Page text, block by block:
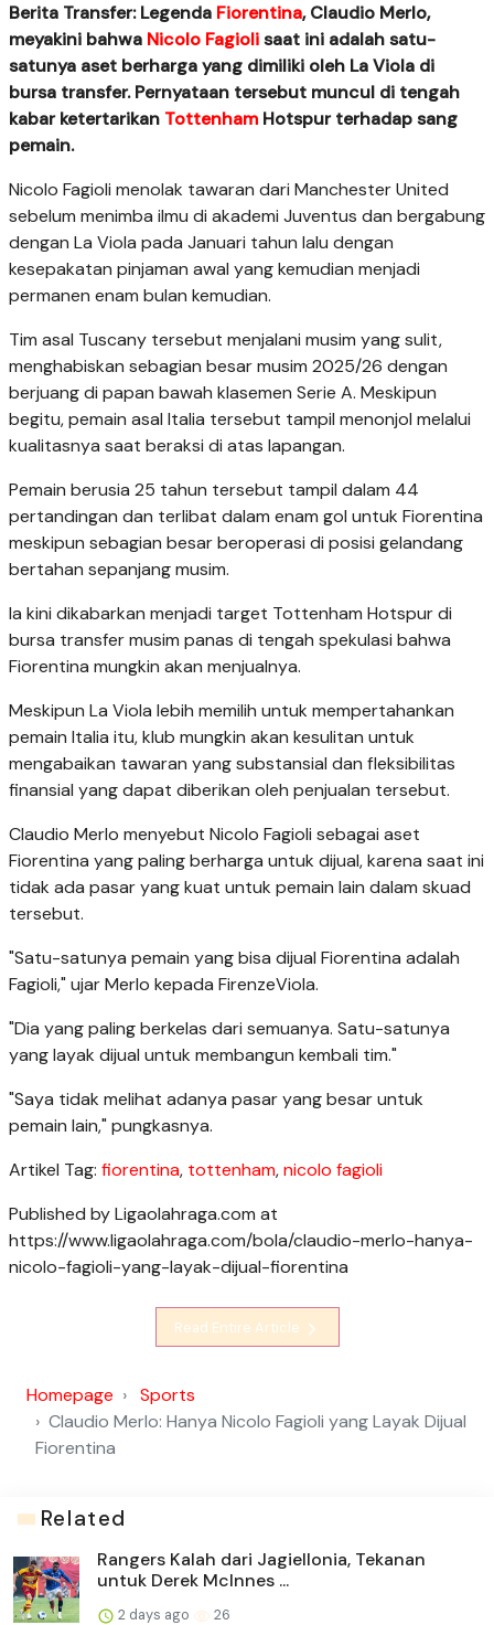
Berita Transfer: Legenda Fiorentina, Claudio Merlo,
meyakini bahwa Nicolo Fagiolisaat ini adalah satu-
satunya aset berharga yang dimiliki oleh La Viola di
bursa transfer. Pernyataan tersebut muncul di tengah
kabar ketertarikan Tottenham Hotspur terhadap sang
pemain.
Nicolo Fagioli menolak tawaran dari Manchester United
sebelum menimba ilmu di akademi Juventus dan bergabung
dengan La Viola pada Januari tahun lalu dengan
kesepakatan pinjaman awal yang kemudian menjadi
permanen enam bulan kemudian.
Tim asal Tuscany tersebut menjalani musim yang sulit,
menghabiskan sebagian besar musim 2025/26 dengan
berjuang di papan bawah klasemen Serie A. Meskipun
begitu, pemain asal Italia tersebut tampil menonjol melalui
kualitasnya saat beraksi di atas lapangan.
Pemain berusia 25 tahun tersebut tampil dalam 44
pertandingan dan terlibat dalam enam gol untuk Fiorentina
meskipun sebagian besar beroperasi di posisi gelandang
bertahan sepanjang musim.
Ia kini dikabarkan menjadi target Tottenham Hotspur di
bursa transfer musim panas di tengah spekulasi bahwa
Fiorentina mungkin akan menjualnya.
Meskipun La Viola lebih memilih untuk mempertahankan
pemain Italia itu, klub mungkin akan kesulitan untuk
mengabaikan tawaran yang substansial dan fleksibilitas
finansial yang dapat diberikan oleh penjualan tersebut.
Claudio Merlo menyebut Nicolo Fagioli sebagai aset
Fiorentina yang paling berharga untuk dijual, karena saat ini
tidak ada pasar yang kuat untuk pemain lain dalam skuad
tersebut.
"Satu-satunya pemain yang bisa dijual Fiorentina adalah
Fagioli," ujar Merlo kepada FirenzeViola.
"Dia yang paling berkelas dari semuanya. Satu-satunya
yang layak dijual untuk membangun kembali tim."
"Saya tidak melihat adanya pasar yang besar untuk
pemain lain," pungkasnya.
Artikel Tag: fiorentina, tottenham,nicolo fagioli
Published by Ligaolahraga.com at
https://www.ligaolahraga.com/bola/claudio-merlo-hanya-
nicolo-fagioli-yang-layak-dijual-fiorentina
Read Entire Article
Homepage
Sports
Claudio Merlo: Hanya Nicolo Fagioli yang Layak Dijual
Fiorentina
Related
Rangers Kalah dari Jagiellonia, Tekanan
untuk Derek McInnes ...
2 days ago 26